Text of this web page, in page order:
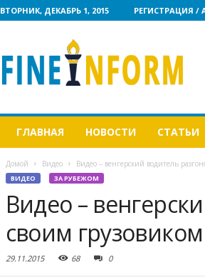
ВТОРНИК, ДЕКАБРЬ 1, 2015 РЕГИСТРАЦИЯ /
ГЛАВНАЯ НОВОСТИ СТАТЬИ
Домой Видео Видео – венгерский водитель
ВИДЕО ЗА РУБЕЖОМ
Видео –
своим
29.11.2015 68 0